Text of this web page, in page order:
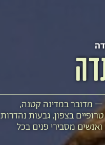
מדובר במדינה קטנה,
בצפון, גבעות נהדרות
ואנשים מסבירי פנים בכל